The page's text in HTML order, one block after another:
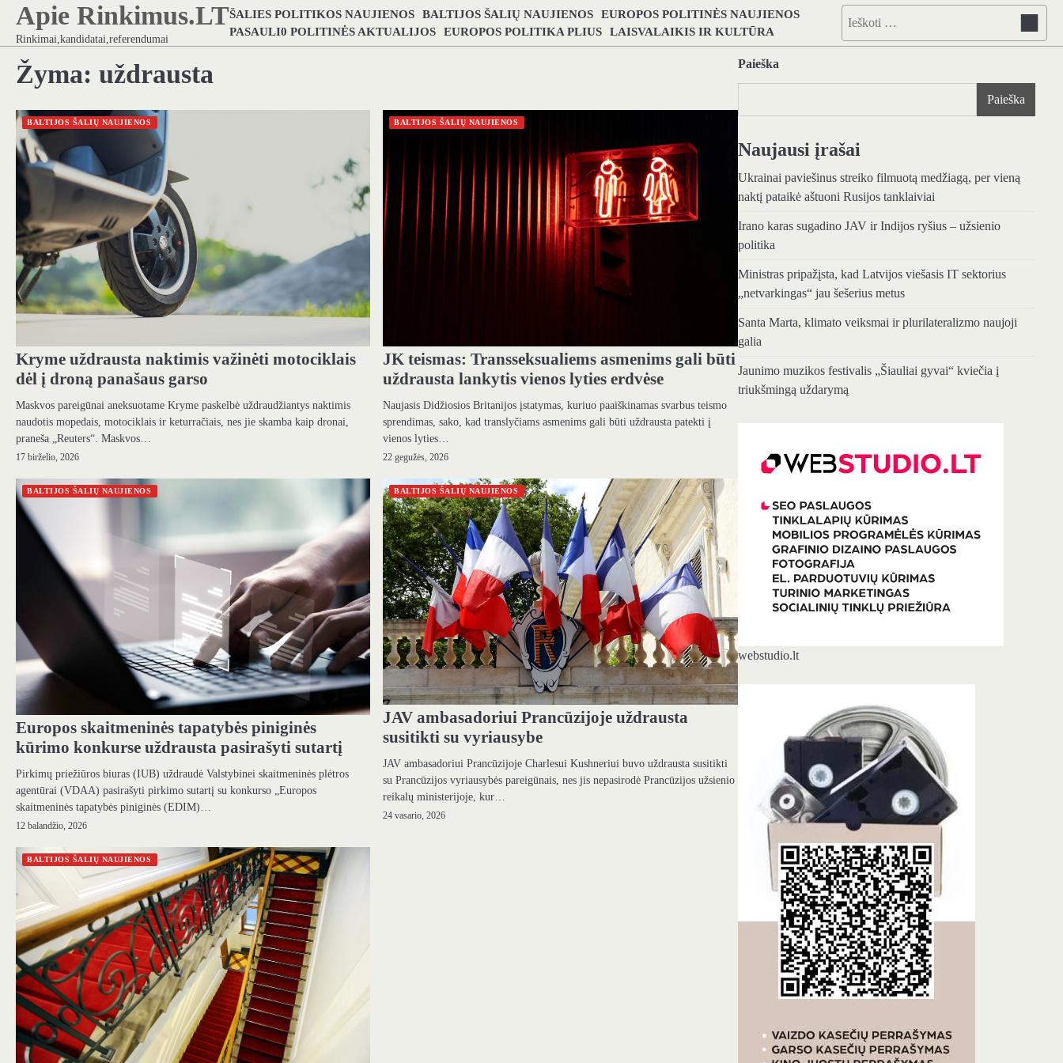
Skip
content
Apie Rinkimus.LT
Rinkimai,kandidatai,referendumai
ŠALIES POLITIKOS NAUJIENOS BALTIJOS ŠALIŲ NAUJIENOS EUROPOS POLITINĖS NAUJIENOS
PASAULI0 POLITINĖS AKTUALIJOS EUROPOS POLITIKA PLIUS LAISVALAIKIS IR KULTŪRA
Ieškoti:
Žyma: uždrausta
BALTIJOS ŠALIŲ NAUJIENOS
Kryme uždrausta naktimis važinėti motociklais
dėl į droną panašaus garso
Maskvos pareigūnai aneksuotame Kryme paskelbė uždraudžiantys naktimis
naudotis mopedais, motociklais ir keturračiais, nes jie skamba kaip dronai,
praneša „Reuters“. Maskvos…
17 birželio, 2026
BALTIJOS ŠALIŲ NAUJIENOS
JK teismas: Transseksualiems asmenims gali būti
uždrausta lankytis vienos lyties erdvėse
Naujasis Didžiosios Britanijos įstatymas, kuriuo paaiškinamas svarbus teismo
sprendimas, sako, kad translyčiams asmenims gali būti uždrausta patekti į
vienos lyties…
22 gegužės, 2026
BALTIJOS ŠALIŲ NAUJIENOS
Europos skaitmeninės tapatybės piniginės
kūrimo konkurse uždrausta pasirašyti sutartį
Pirkimų priežiūros biuras (IUB) uždraudė Valstybinei skaitmeninės plėtros
agentūrai (VDAA) pasirašyti pirkimo sutartį su konkurso „Europos
skaitmeninės tapatybės piniginės (EDIM)…
12 balandžio, 2026
BALTIJOS ŠALIŲ NAUJIENOS
JAV ambasadoriui Prancūzijoje uždrausta
susitikti su vyriausybe
JAV ambasadoriui Prancūzijoje Charlesui Kushneriui buvo uždrausta susitikti
su Prancūzijos vyriausybės pareigūnais, nes jis nepasirodė Prancūzijos užsienio
reikalų ministerijoje, kur…
24 vasario, 2026
BALTIJOS ŠALIŲ NAUJIENOS
Paieška
Paieška
Naujausi įrašai
Ukrainai paviešinus streiko filmuotą medžiagą, per vieną
naktį pataikė aštuoni Rusijos tanklaiviai
Irano karas sugadino JAV ir Indijos ryšius – užsienio
politika
Ministras pripažįsta, kad Latvijos viešasis IT sektorius
„netvarkingas“ jau šešerius metus
Santa Marta, klimato veiksmai ir plurilateralizmo naujoji
galia
Jaunimo muzikos festivalis „Šiauliai gyvai“ kviečia į
triukšmingą uždarymą
webstudio.lt